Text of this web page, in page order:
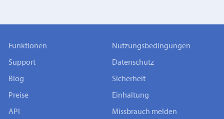
Funktionen
Support
Blog
Preise
API
Nutzungsbedingungen
Datenschutz
Sicherheit
Einhaltung
Missbrauch melden